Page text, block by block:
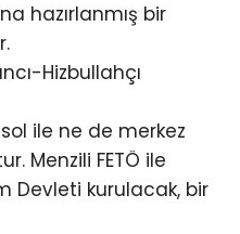
hazırlanmış bir
Hizbullahçı
ile ne de merkez
Menzili FETÖ ile
Devleti kurulacak, bir